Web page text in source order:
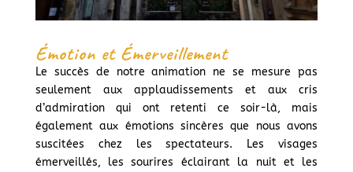
Émotion et Émerveillement
Le succès de notre animation ne se mesure pas
seulement aux applaudissements et aux cris
d’admiration qui ont retenti ce soir-là, mais
également aux émotions sincères que nous avons
suscitées chez les spectateurs. Les visages
émerveillés, les sourires éclairant la nuit et les